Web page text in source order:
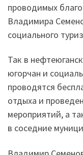
проводимых
Владимира
социального
Так в
югорчан и
проводятся
отдыха и
мероприятий, а
в соседние